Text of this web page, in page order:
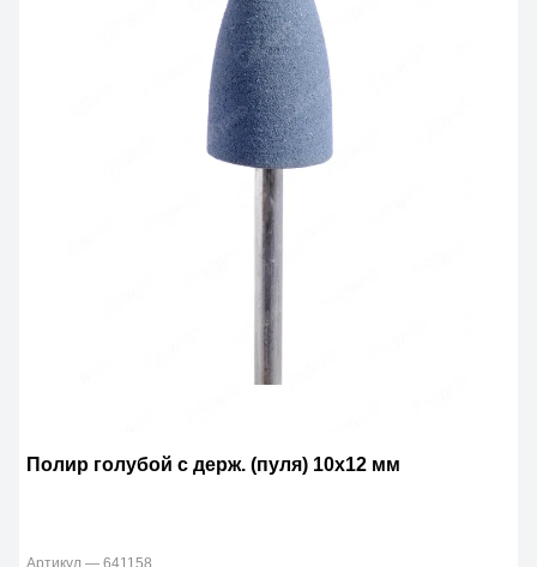
Полир голубой с держ. (пуля) 10х12 мм
Артикул — 641158